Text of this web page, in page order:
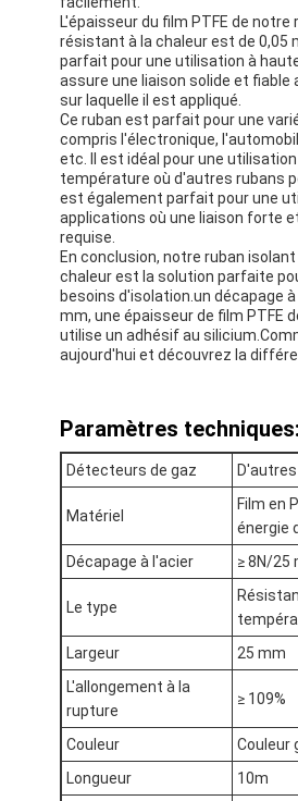
Maison
Produits
Au sujet de nous
Visite d'usine
L'épaisseur du film PTFE de notre
résistant à la chaleur est de 0,05
parfait pour une utilisation à
assure une liaison solide et fiable
sur laquelle il est appliqué.
Ce ruban est parfait pour une
compris l'électronique,
etc. Il est idéal pour une
température où d'autres rubans
est également parfait pour une
applications où une liaison forte
requise.
En conclusion, notre ruban
chaleur est la solution parfaite
besoins d'isolation.un décapage
mm, une épaisseur de film PTFE
utilise un adhésif au
aujourd'hui et découvrez la
Paramètres techniques:
Détecteurs de gaz
Matériel
Film en
énergie
Décapage à l'acier
≥ 8N/25
Le type
Largeur
25 mm
L'allongement à la
rupture
≥ 109%
Couleur
Couleur
Longueur
10m